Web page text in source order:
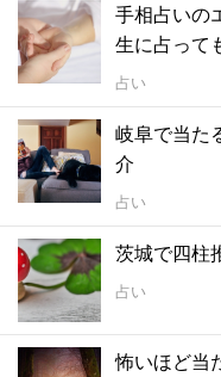
手相占いの
生に占って
占い
岐阜で当た
介
占い
茨城で四柱
占い
怖いほど当